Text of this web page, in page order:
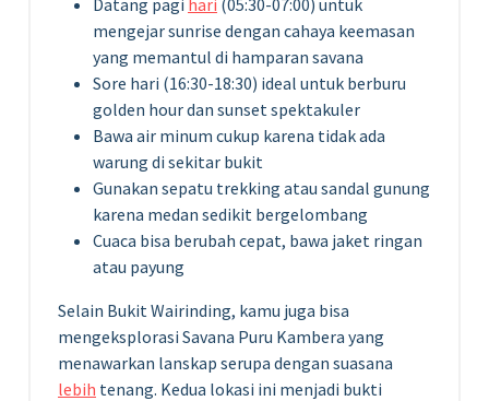
mengejar sunrise dengan cahaya keemasan
yang memantul di hamparan savana
Sore hari (16:30-18:30) ideal untuk berburu
golden hour dan sunset spektakuler
Bawa air minum cukup karena tidak ada
warung di sekitar bukit
Gunakan sepatu trekking atau sandal gunung
karena medan sedikit bergelombang
Cuaca bisa berubah cepat, bawa jaket ringan
atau payung
Selain Bukit Wairinding, kamu juga bisa
mengeksplorasi Savana Puru Kambera yang
menawarkan lanskap serupa dengan suasana
lebih tenang. Kedua lokasi ini menjadi bukti